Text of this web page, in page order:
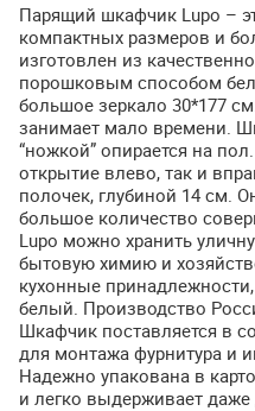
Парящий шкафчик Lupo –
компактных размеров и
изготовлен из
порошковым способом
большое зеркало 30*177
занимает мало времени.
“ножкой” опирается на
открытие влево, так и
полочек, глубиной 14 см.
большое количество
Lupo можно хранить
бытовую химию и
кухонные
белый. Производство
Шкафчик поставляется в
для монтажа фурнитура и
Надежно упакована в
и легко выдерживает даже